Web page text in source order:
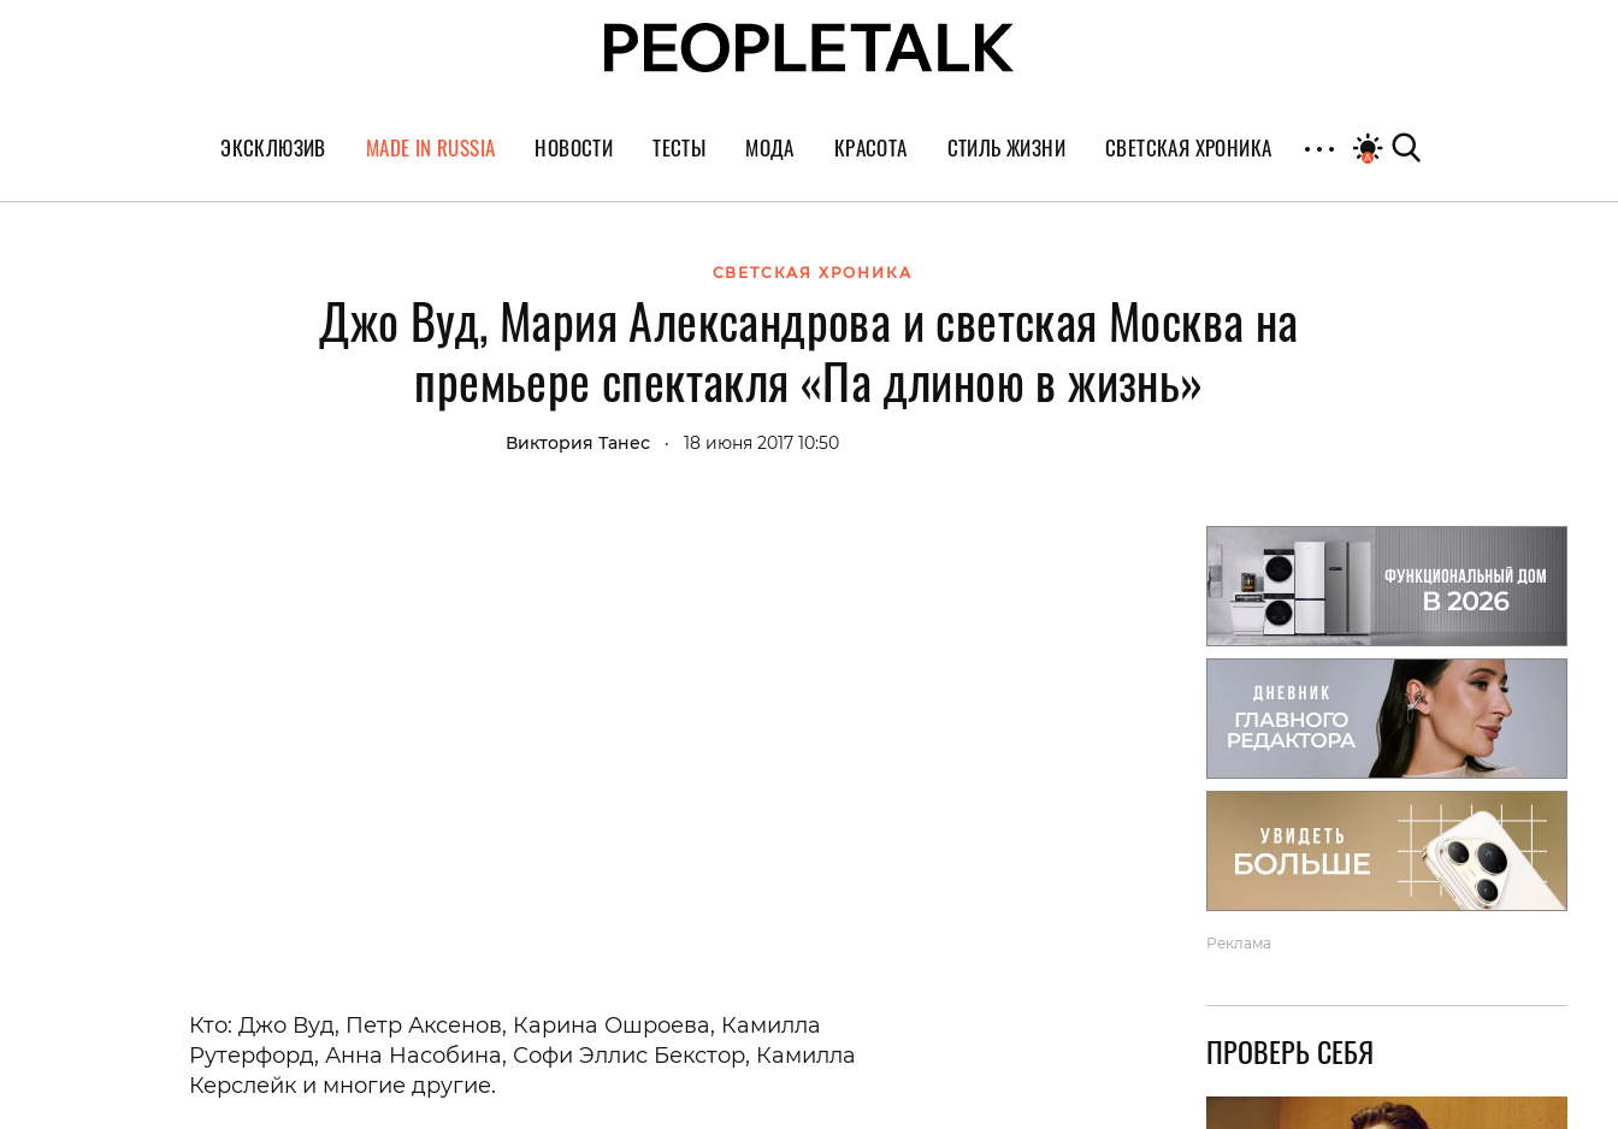
ЭКСКЛЮЗИВ
ГЕРОИ PEOPLETALK
ИНТЕРВЬЮ
ПОКОЛЕНИЕ
MADE IN RUSSIA НОВОСТИ ТЕСТЫ МОДА
Тренды
Украшения и часы
КРАСОТА
Уход за лицом
Парфюм
Спорт
СТИЛЬ ЖИЗНИ
Культура
Еда и рестораны
Путешествия
Психология
СВЕТСКАЯ ХРОНИКА
СВЕТСКАЯ ХРОНИКА
Джо Вуд, Мария Александрова и светская Москва на
премьере спектакля «Па длиною в жизнь»
Виктория Танес • 18 июня 2017 10:50
Кто: Джо Вуд, Петр Аксенов, Карина Ошроева, Камилла
Рутерфорд, Анна Насобина, Софи Эллис Бекстор, Камилла
Керслейк и многие другие.
Реклама
ПРОВЕРЬ СЕБЯ